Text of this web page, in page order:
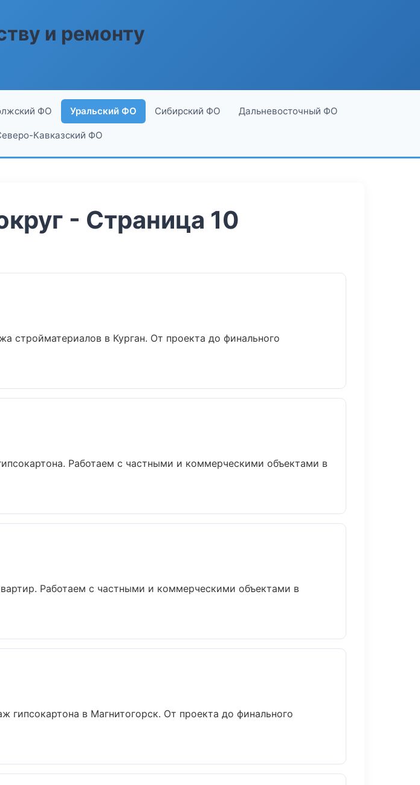
и ремонту
ФО Уральский ФО Сибирский ФО Дальневосточный ФО
Кавказский ФО
- Страница 10
стройматериалов в Курган. От проекта до финального
Работаем с частными и коммерческими объектами в
Работаем с частными и коммерческими объектами в
гипсокартона в Магнитогорск. От проекта до финального